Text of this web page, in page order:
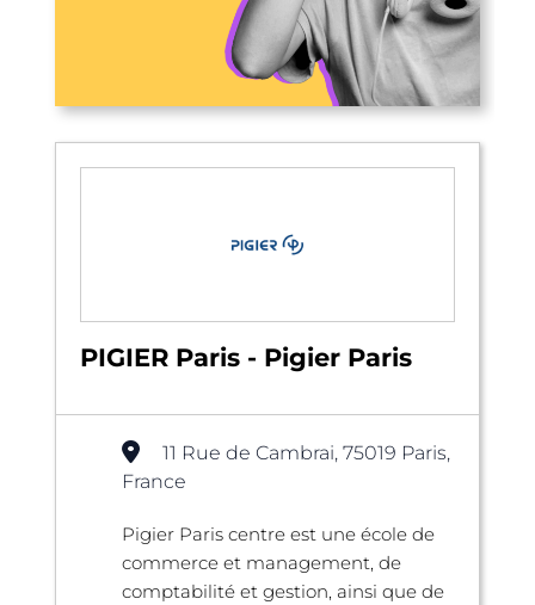
PIGIER Paris - Pigier Paris
11 Rue de Cambrai, 75019 Paris,
France
Pigier Paris centre est une école de
commerce et management, de
comptabilité et gestion, ainsi que de